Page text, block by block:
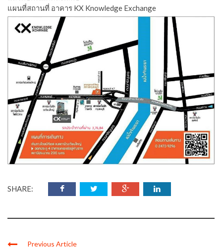
แผนที่สถานที่ อาคาร KX Knowledge Exchange
SHARE:
Previous Article